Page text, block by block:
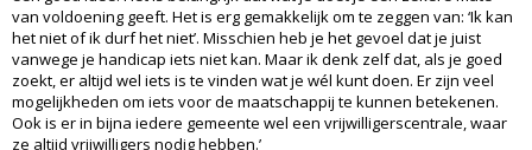
van voldoening geeft. Het is erg gemakkelijk om te zeggen van: ‘Ik kan
het niet of ik durf het niet’. Misschien heb je het gevoel dat je juist
vanwege je handicap iets niet kan. Maar ik denk zelf dat, als je goed
zoekt, er altijd wel iets is te vinden wat je wél kunt doen. Er zijn veel
mogelijkheden om iets voor de maatschappij te kunnen betekenen.
Ook is er in bijna iedere gemeente wel een vrijwilligerscentrale, waar
ze altijd vrijwilligers nodig hebben.’